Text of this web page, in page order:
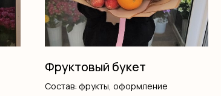
Фруктовый букет
Состав: фрукты, оформление